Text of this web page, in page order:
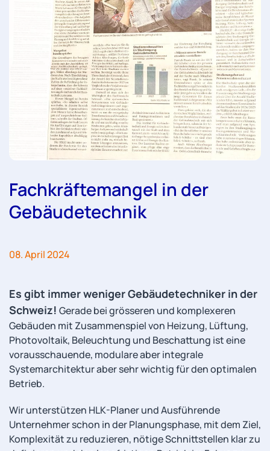
Fachkräftemangel in der
Gebäudetechnik
08. April 2024
Es gibt immer weniger Gebäudetechniker in der
Schweiz! Gerade bei grösseren und komplexeren
Gebäuden mit Zusammenspiel von Heizung, Lüftung,
Photovoltaik, Beleuchtung und Beschattung ist eine
vorausschauende, modulare aber integrale
Systemarchitektur aber sehr wichtig für den optimalen
Betrieb.
Wir unterstützen HLK-Planer und Ausführende
Unternehmer schon in der Planungsphase, mit dem Ziel,
Komplexität zu reduzieren, nötige Schnittstellen klar zu